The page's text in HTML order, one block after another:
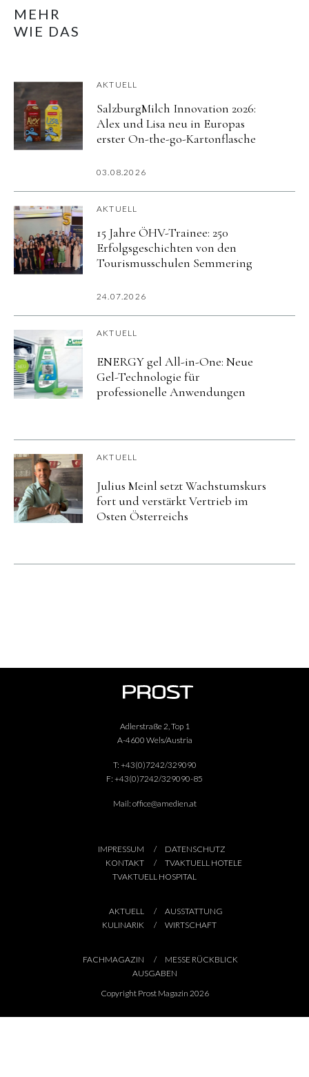
MEHR
WIE DAS
AKTUELL
SalzburgMilch Innovation 2026:
Alex und Lisa neu in Europas
erster On-the-go-Kartonflasche
03.08.2026
AKTUELL
15 Jahre ÖHV-Trainee: 250
Erfolgsgeschichten von den
Tourismusschulen Semmering
24.07.2026
AKTUELL
ENERGY gel All-in-One: Neue
Gel-Technologie für
professionelle Anwendungen
AKTUELL
Julius Meinl setzt Wachstumskurs
fort und verstärkt Vertrieb im
Osten Österreichs
Adlerstraße 2, Top 1
A-4600 Wels/Austria
T: +43(0)7242/329090
F: +43(0)7242/329090-85
Mail: office@amedien.at
IMPRESSUM
DATENSCHUTZ
KONTAKT
TVAKTUELL HOTELE
TVAKTUELL HOSPITAL
AKTUELL
AUSSTATTUNG
KULINARIK
WIRTSCHAFT
FACHMAGAZIN
MESSE RÜCKBLICK
AUSGABEN
Copyright Prost Magazin 2026